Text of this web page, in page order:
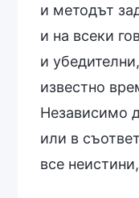
и методът
и на всеки
и
известно
Независимо
или в
все